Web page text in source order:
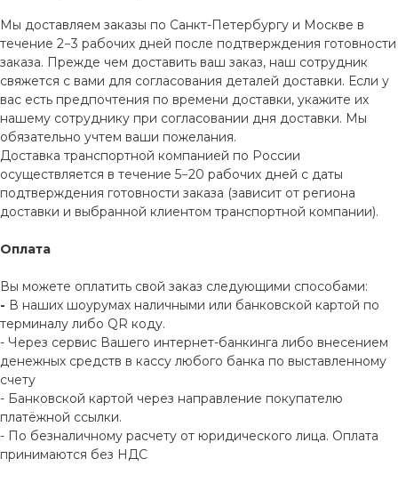
Мы доставляем заказы по Санкт-Петербургу и Москве в
течение 2−3 рабочих дней после подтверждения готовности
заказа. Прежде чем доставить ваш заказ, наш сотрудник
свяжется с вами для согласования деталей доставки. Если у
вас есть предпочтения по времени доставки, укажите их
нашему сотруднику при согласовании дня доставки. Мы
обязательно учтем ваши пожелания.
Доставка транспортной компанией по России
осуществляется в течение 5−20 рабочих дней с даты
подтверждения готовности заказа (зависит от региона
доставки и выбранной клиентом транспортной компании).
Оплата
Вы можете оплатить свой заказ следующими способами:
- В наших шоурумах наличными или банковской картой по
терминалу либо QR коду.
- Через сервис Вашего интернет-банкинга либо внесением
денежных средств в кассу любого банка по выставленному
счету
- Банковской картой через направление покупателю
платёжной ссылки.
- По безналичному расчету от юридического лица. Оплата
принимаются без НДС